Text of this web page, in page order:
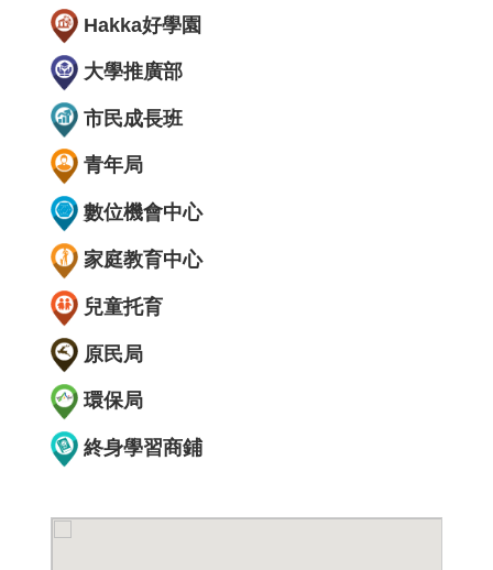
Hakka好學園
大學推廣部
市民成長班
青年局
數位機會中心
家庭教育中心
兒童托育
原民局
環保局
終身學習商鋪